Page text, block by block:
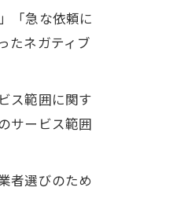
「急な依頼に
たネガティブ
ス範囲に関す
サービス範囲
者選びのため